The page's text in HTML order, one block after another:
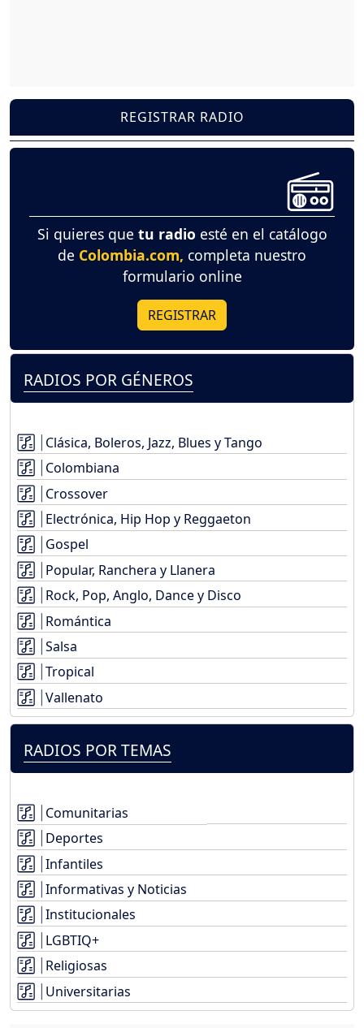
REGISTRAR RADIO
Si quieres que tu radio esté en el catálogo
de Colombia.com, completa nuestro
formulario online
REGISTRAR
RADIOS POR GÉNEROS
Clásica, Boleros, Jazz, Blues y Tango
Colombiana
Crossover
Electrónica, Hip Hop y Reggaeton
Gospel
Popular, Ranchera y Llanera
Rock, Pop, Anglo, Dance y Disco
Romántica
Salsa
Tropical
Vallenato
RADIOS POR TEMAS
Comunitarias
Deportes
Infantiles
Informativas y Noticias
Institucionales
LGBTIQ+
Religiosas
Universitarias